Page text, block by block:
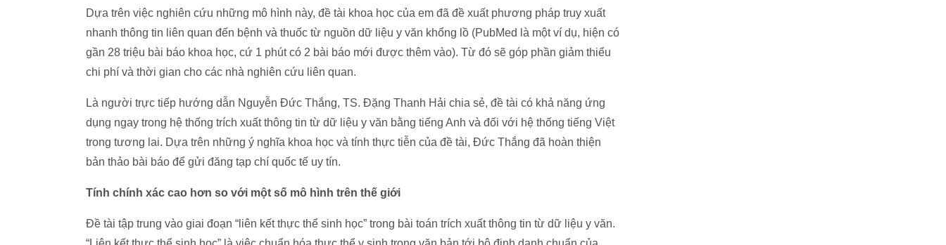
Dựa trên việc nghiên cứu những mô hình này, đề tài khoa học của em đã đề xuất phương pháp truy xuất
nhanh thông tin liên quan đến bệnh và thuốc từ nguồn dữ liệu y văn khổng lồ (PubMed là một ví dụ, hiện có
gần 28 triệu bài báo khoa học, cứ 1 phút có 2 bài báo mới được thêm vào). Từ đó sẽ góp phần giảm thiểu
chi phí và thời gian cho các nhà nghiên cứu liên quan.
Là người trực tiếp hướng dẫn Nguyễn Đức Thắng, TS. Đặng Thanh Hải chia sẻ, đề tài có khả năng ứng
dụng ngay trong hệ thống trích xuất thông tin từ dữ liệu y văn bằng tiếng Anh và đối với hệ thống tiếng Việt
trong tương lai. Dựa trên những ý nghĩa khoa học và tính thực tiễn của đề tài, Đức Thắng đã hoàn thiện
bản thảo bài báo để gửi đăng tạp chí quốc tế uy tín.
Tính chính xác cao hơn so với một số mô hình trên thế giới
Đề tài tập trung vào giai đoạn “liên kết thực thể sinh học” trong bài toán trích xuất thông tin từ dữ liệu y văn.